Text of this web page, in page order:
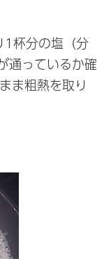
1杯分の塩（分
通っているか確
ま粗熱を取り